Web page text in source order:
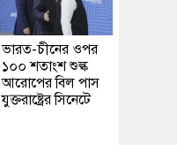
ভারত-চীনের ওপর
১০০ শতাংশ শুল্ক
আরোপের বিল পাস
যুক্তরাষ্ট্রের সিনেটে